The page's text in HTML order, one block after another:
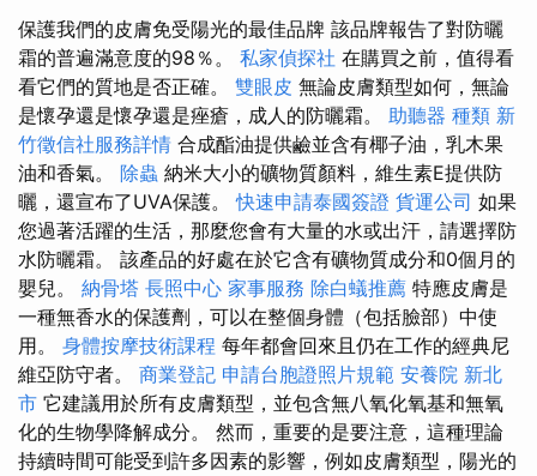
保護我們的皮膚免受陽光的最佳品牌 該品牌報告了對防曬
霜的普遍滿意度的98％。 私家偵探社 在購買之前，值得看
看它們的質地是否正確。 雙眼皮 無論皮膚類型如何，無論
是懷孕還是懷孕還是痤瘡，成人的防曬霜。 助聽器 種類 新
竹徵信社服務詳情 合成酯油提供鹼並含有椰子油，乳木果
油和香氣。 除蟲 納米大小的礦物質顏料，維生素E提供防
曬，還宣布了UVA保護。快速申請泰國簽證 貨運公司 如果
您過著活躍的生活，那麼您會有大量的水或出汗，請選擇防
水防曬霜。 該產品的好處在於它含有礦物質成分和0個月的
嬰兒。 納骨塔 長照中心 家事服務 除白蟻推薦 特應皮膚是
一種無香水的保護劑，可以在整個身體（包括臉部）中使
用。 身體按摩技術課程 每年都會回來且仍在工作的經典尼
維亞防守者。 商業登記 申請台胞證照片規範 安養院 新北
市 它建議用於所有皮膚類型，並包含無八氧化氧基和無氧
化的生物學降解成分。 然而，重要的是要注意，這種理論
持續時間可能受到許多因素的影響，例如皮膚類型，陽光的